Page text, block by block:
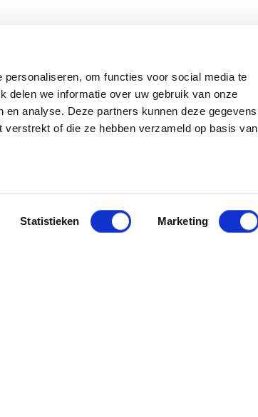
om functies voor social media te
delen we informatie over uw gebruik van onze
analyse. Deze partners kunnen deze gegevens
of die ze hebben verzameld op basis van
Statistieken Marketing